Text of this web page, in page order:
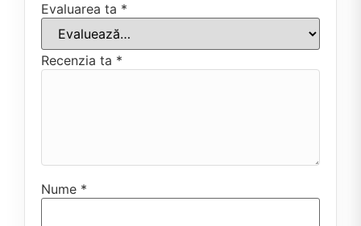
Evaluarea ta *
Recenzia ta *
Nume *